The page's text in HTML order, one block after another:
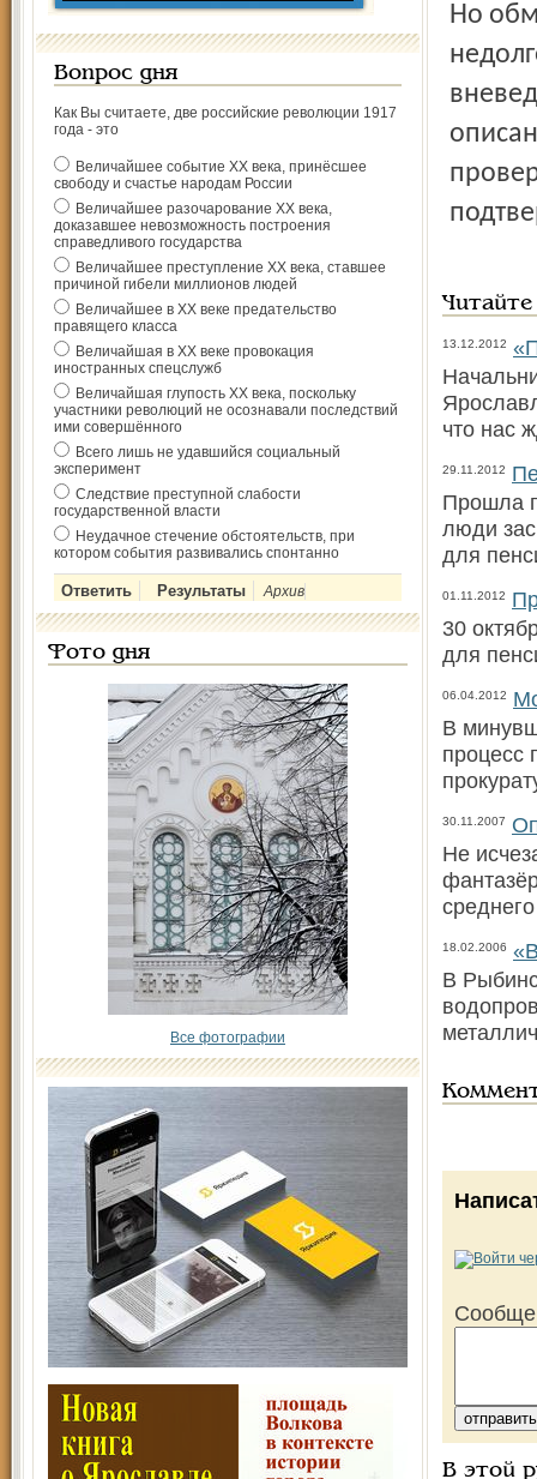
Вопрос дня
Как Вы считаете, две российские революции 1917
года - это
Величайшее событие ХХ века, принёсшее
свободу и счастье народам России
Величайшее разочарование ХХ века,
доказавшее невозможность построения
справедливого государства
Величайшее преступление ХХ века, ставшее
причиной гибели миллионов людей
Величайшее в ХХ веке предательство
правящего класса
Величайшая в ХХ веке провокация
иностранных спецслужб
Величайшая глупость ХХ века, поскольку
участники революций не осознавали последствий
ими совершённого
Всего лишь не удавшийся социальный
эксперимент
Следствие преступной слабости
государственной власти
Неудачное стечение обстоятельств, при
котором события развивались спонтанно
Архив
Фото дня
Все фотографии
Но
13.12.2012
что нас
29.11.2012
Прошла
люди
для
01.11.2012
30
для
06.04.2012
В
процесс
30.11.2007
Не
18.02.2006
В
В этой